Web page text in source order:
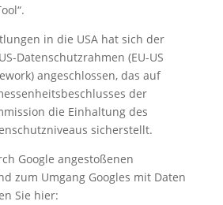
in die USA hat sich der
Datenschutzrahmen (EU-US
angeschlossen, das auf
der
die Einhaltung des
sicherstellt.
Google angestoßenen
zum Umgang Googles mit Daten
Sie hier: